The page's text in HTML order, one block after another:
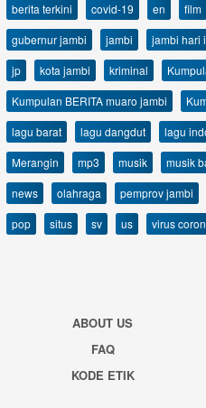
berita terkini
covid-19 en film
gubernur jambi
jambi jambi hari
jp
kota jambi kriminal
Kumpulan BERITA muaro jambi
lagu barat
lagu dangdut lagu
Merangin
mp3 musik musik
news
olahraga pemprov jambi
pop
situs sv us virus
ABOUT US
FAQ
KODE ETIK